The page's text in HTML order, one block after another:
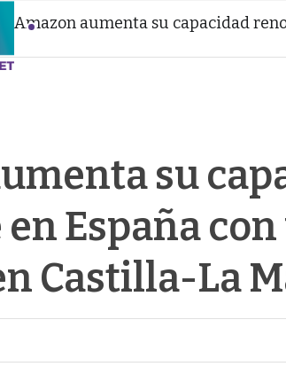
Amazon aumenta su capacidad
su
España
Castilla-La